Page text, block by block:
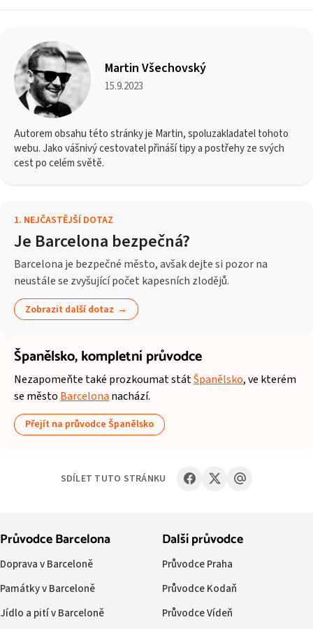
Martin Všechovský
15.9.2023
Autorem obsahu této stránky je Martin, spoluzakladatel tohoto
webu. Jako vášnivý cestovatel přináší tipy a postřehy ze svých
cest po celém světě.
1. NEJČASTĚJŠÍ DOTAZ
Je Barcelona bezpečná?
Barcelona je bezpečné město, avšak dejte si pozor na
neustále se zvyšující počet kapesních zlodějů.
Zobrazit další dotaz
Španělsko,kompletní průvodce
Nezapomeňte také prozkoumat státŠpanělsko, ve kterém
se město Barcelona nachází.
Přejít na průvodce Španělsko
SDÍLET TUTO STRÁNKU
Průvodce Barcelona
Doprava v Barceloně
Památky v Barceloně
Jídlo a pití v Barceloně
Další průvodce
Průvodce Praha
Průvodce Kodaň
Průvodce Vídeň